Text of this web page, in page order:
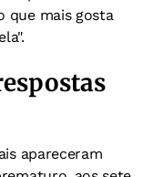
que mais gosta
apareceram